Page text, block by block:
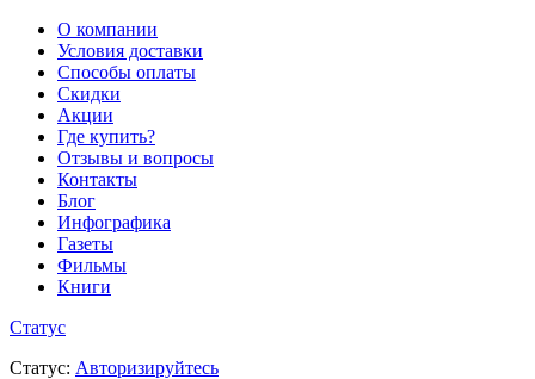
О компании
Условия доставки
Способы оплаты
Скидки
Акции
Где купить?
Отзывы и вопросы
Контакты
Блог
Инфографика
Газеты
Фильмы
Книги
Статус
Статус: Авторизируйтесь